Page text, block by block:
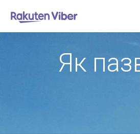
Як